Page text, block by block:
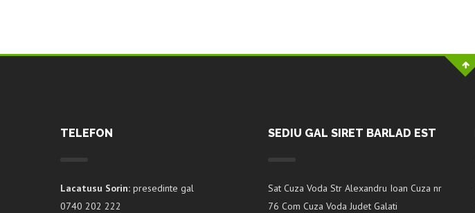
TELEFON
Lacatusu Sorin: presedinte gal
0740 202 222
SEDIU GAL SIRET BARLAD EST
Sat Cuza Voda Str Alexandru Ioan Cuza nr
76 Com Cuza Voda Judet Galati